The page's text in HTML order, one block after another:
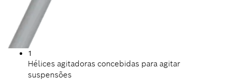
1
Hélices agitadoras concebidas para agitar
suspensões